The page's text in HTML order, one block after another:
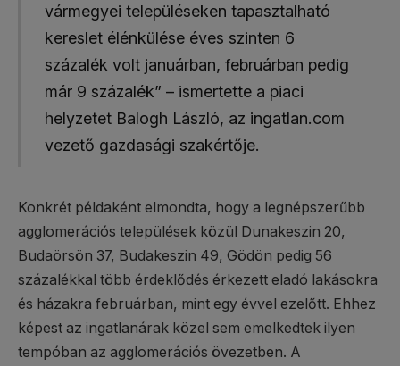
vármegyei településeken tapasztalható
kereslet élénkülése éves szinten 6
százalék volt januárban, februárban pedig
már 9 százalék” – ismertette a piaci
helyzetet Balogh László, az ingatlan.com
vezető gazdasági szakértője.
Konkrét példaként elmondta, hogy a legnépszerűbb
agglomerációs települések közül Dunakeszin 20,
Budaörsön 37, Budakeszin 49, Gödön pedig 56
százalékkal több érdeklődés érkezett eladó lakásokra
és házakra februárban, mint egy évvel ezelőtt. Ehhez
képest az ingatlanárak közel sem emelkedtek ilyen
tempóban az agglomerációs övezetben. A